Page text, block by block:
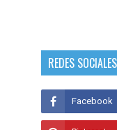
REDES SOCIALES